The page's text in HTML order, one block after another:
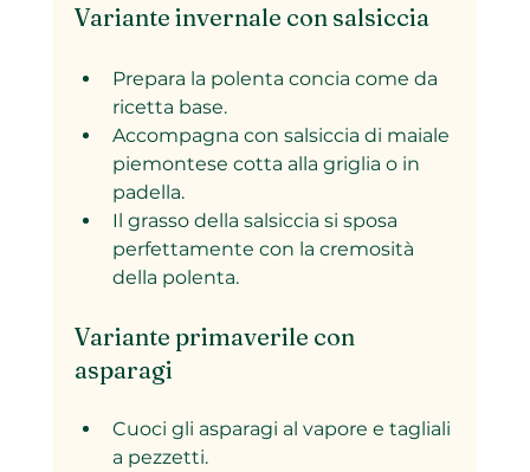
Variante invernale con salsiccia
Prepara la polenta concia come da
ricetta base.
Accompagna con salsiccia di maiale
piemontese cotta alla griglia o in
padella.
Il grasso della salsiccia si sposa
perfettamente con la cremosità
della polenta.
Variante primaverile con
asparagi
Cuoci gli asparagi al vapore e tagliali
a pezzetti.